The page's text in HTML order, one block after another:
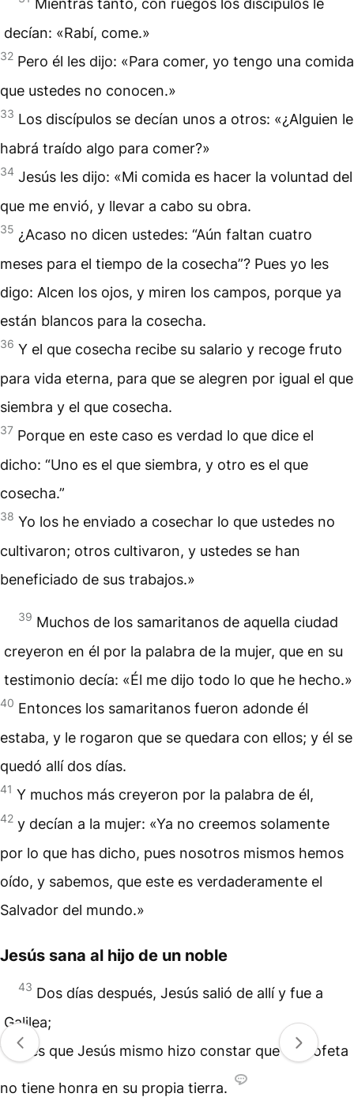
Mientras tanto, con ruegos los discípulos le
decían: «Rabí, come.»
32 Pero él les dijo: «Para comer, yo tengo una comida
que ustedes no conocen.»
33 Los discípulos se decían unos a otros: «¿Alguien le
habrá traído algo para comer?»
34 Jesús les dijo: «Mi comida es hacer la voluntad del
que me envió, y llevar a cabo su obra.
35 ¿Acaso no dicen ustedes: “Aún faltan cuatro
meses para el tiempo de la cosecha”? Pues yo les
digo: Alcen los ojos, y miren los campos, porque ya
están blancos para la cosecha.
36 Y el que cosecha recibe su salario y recoge fruto
para vida eterna, para que se alegren por igual el que
siembra y el que cosecha.
37 Porque en este caso es verdad lo que dice el
dicho: “Uno es el que siembra, y otro es el que
cosecha.”
38 Yo los he enviado a cosechar lo que ustedes no
cultivaron; otros cultivaron, y ustedes se han
beneficiado de sus trabajos.»
39 Muchos de los samaritanos de aquella ciudad
creyeron en él por la palabra de la mujer, que en su
testimonio decía: «Él me dijo todo lo que he hecho.»
40 Entonces los samaritanos fueron adonde él
estaba, y le rogaron que se quedara con ellos; y él se
quedó allí dos días.
41 Y muchos más creyeron por la palabra de él,
42 y decían a la mujer: «Ya no creemos solamente
por lo que has dicho, pues nosotros mismos hemos
oído, y sabemos, que este es verdaderamente el
Salvador del mundo.»
Jesús sana al hijo de un noble
43 Dos días después, Jesús salió de allí y fue a
Galilea;
44 y es que Jesús mismo hizo constar que el profeta
no tiene honra en su propia tierra.